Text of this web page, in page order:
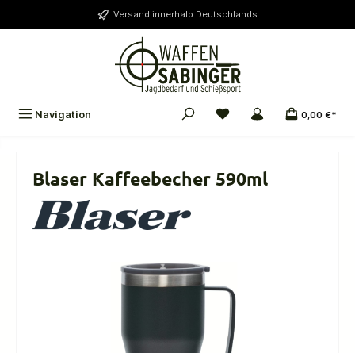
Versand innerhalb Deutschlands
Navigation 0,00 €*
Blaser Kaffeebecher 590ml
Bildergalerie überspringen